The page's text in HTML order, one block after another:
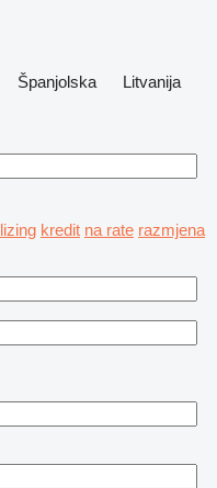
Španjolska
Litvanija
lizing kredit na rate razmjena